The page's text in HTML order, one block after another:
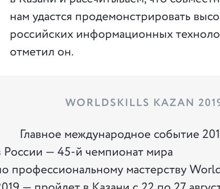
нам удастся продемонстрировать
российских информационных
отметил он.
WORLDSKILLS KAZAN
Главное международное событие
России — 45-й чемпионат мира
профессиональному мастерству